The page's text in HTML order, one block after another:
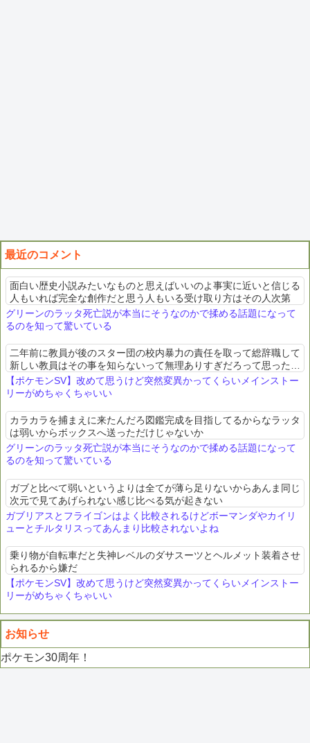
最近のコメント
面白い歴史小説みたいなものと思えばいいのよ事実に近いと信じる
人もいれば完全な創作だと思う人もいる受け取り方はその人次第
グリーンのラッタ死亡説が本当にそうなのかで揉める話題になって
るのを知って驚いている
二年前に教員が後のスター団の校内暴力の責任を取って総辞職して
新しい教員はその事を知らないって無理ありすぎだろって思った。
在校生とその保護者の口がどんだけ固いんや
【ポケモンSV】改めて思うけど突然変異かってくらいメインストー
リーがめちゃくちゃいい
カラカラを捕まえに来たんだろ図鑑完成を目指してるからなラッタ
は弱いからボックスへ送っただけじゃないか
グリーンのラッタ死亡説が本当にそうなのかで揉める話題になって
るのを知って驚いている
ガブと比べて弱いというよりは全てが薄ら足りないからあんま同じ
次元で見てあげられない感じ比べる気が起きない
ガブリアスとフライゴンはよく比較されるけどボーマンダやカイリ
ューとチルタリスってあんまり比較されないよね
乗り物が自転車だと失神レベルのダサスーツとヘルメット装着させ
られるから嫌だ
【ポケモンSV】改めて思うけど突然変異かってくらいメインストー
リーがめちゃくちゃいい
お知らせ
ポケモン30周年！